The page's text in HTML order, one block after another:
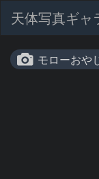
天体写真ギャ
モローおや